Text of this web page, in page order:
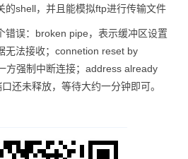
的shell，并且能模拟ftp进行传输文件
错误：broken pipe，表示缓冲区设置
无法接收；connetion reset by
方强制中断连接；address already
还未释放，等待大约一分钟即可。